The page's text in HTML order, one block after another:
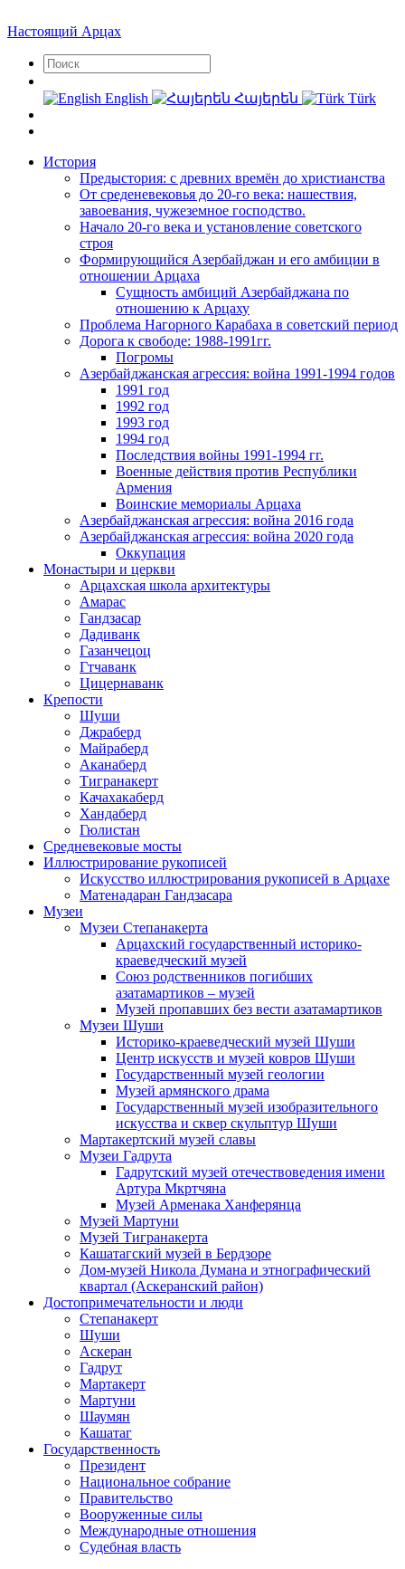
Настоящий Арцах
English Հայերեն Türk
История
Предыстория: с древних времён до христианства
От среденевековья до 20-го века: нашествия,
завоевания, чужеземное господство.
Начало 20-го века и установление советского
строя
Формирующийся Азербайджан и его амбиции в
отношении Арцаха
Сущность амбиций Азербайджана по
отношению к Арцаху
Проблема Нагорного Карабаха в советский период
Дорога к свободе: 1988-1991гг.
Погромы
Азербайджанская агрессия: война 1991-1994 годов
1991 год
1992 год
1993 год
1994 год
Последствия войны 1991-1994 гг.
Военные действия против Республики
Армения
Воинские мемориалы Арцаха
Азербайджанская агрессия: война 2016 года
Азербайджанская агрессия: война 2020 года
Оккупация
Монастыри и церкви
Арцахская школа архитектуры
Амарас
Гандзасар
Дадиванк
Газанчецоц
Гтчаванк
Цицернаванк
Крепости
Шуши
Джраберд
Майраберд
Аканаберд
Тигранакерт
Качахакаберд
Хандаберд
Гюлистан
Средневековые мосты
Иллюстрирование рукописей
Искусство иллюстрирования рукописей в Арцахе
Матенадаран Гандзасара
Музеи
Музеи Степанакерта
Арцахский государственный историко-
краеведческий музей
Союз родственников погибших
азатамартиков – музей
Музей пропавших без вести азатамартиков
Музеи Шуши
Историко-краеведческий музей Шуши
Центр искусств и музей ковров Шуши
Государственный музей геологии
Музей армянского драма
Государственный музей изобразительного
искусства и сквер скульптур Шуши
Мартакертский музей славы
Музеи Гадрута
Гадрутский музей отечествоведения имени
Артура Мкртчяна
Музей Арменака Ханферянца
Музей Мартуни
Музей Тигранакерта
Кашатагский музей в Бердзоре
Дом-музей Никола Думана и этнографический
квартал (Аскеранский район)
Достопримечательности и люди
Степанакерт
Шуши
Аскеран
Гадрут
Мартакерт
Мартуни
Шаумян
Кашатаг
Государственность
Президент
Национальное собрание
Правительство
Вооруженные силы
Международные отношения
Судебная власть